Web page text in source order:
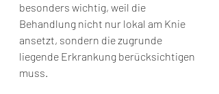
besonders wichtig, weil die
Behandlung nicht nur lokal am Knie
ansetzt, sondern die zugrunde
liegende Erkrankung berücksichtigen
muss.